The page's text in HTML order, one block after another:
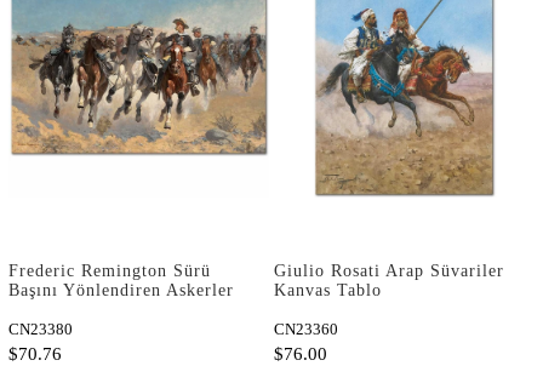
Frederic Remington Sürü
Başını Yönlendiren Askerler
CN23380
$70.76
Giulio Rosati Arap Süvariler
Kanvas Tablo
CN23360
$76.00